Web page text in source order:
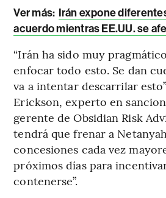
Ver más: Irán expone
acuerdo mientras EE.UU. se
“Irán ha sido muy
enfocar todo esto. Se dan
va a intentar descarrilar
Erickson, experto en
gerente de Obsidian Risk
tendrá que frenar a
concesiones cada vez
próximos días para
contenerse”.